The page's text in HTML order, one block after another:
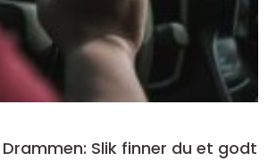
Slik finner du et godt